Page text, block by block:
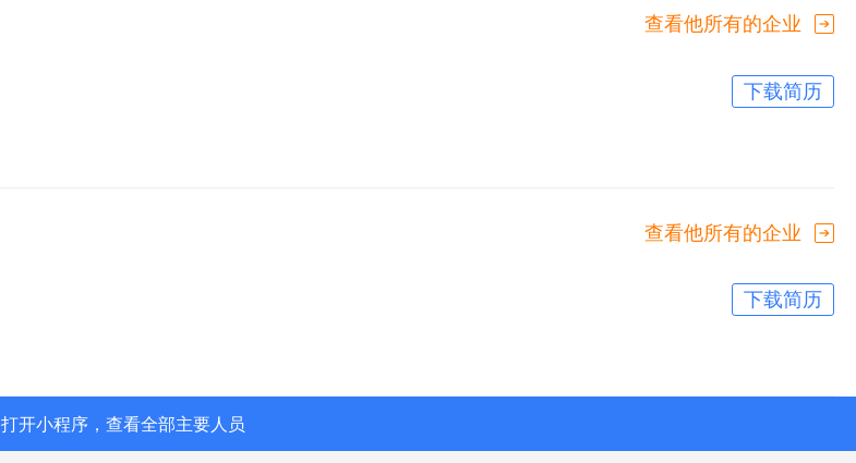
查看他所有的企业
下载简历
查看他所有的企业
下载简历
打开小程序，查看全部主要人员